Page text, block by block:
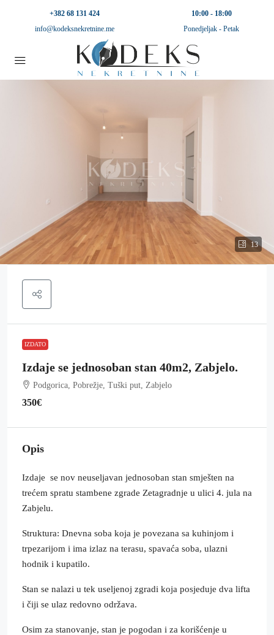
+382 68 131 424
info@kodeksnekretnine.me
10:00 - 18:00
Ponedjeljak - Petak
13
IZDATO
Izdaje se jednosoban stan 40m2, Zabjelo.
Podgorica, Pobrežje, Tuški put, Zabjelo
350€
Opis
Izdaje se nov neuseljavan jednosoban stan smješten na
trećem spratu stambene zgrade Zetagradnje u ulici 4. jula na
Zabjelu.
Struktura: Dnevna soba koja je povezana sa kuhinjom i
trpezarijom i ima izlaz na terasu, spavaća soba, ulazni
hodnik i kupatilo.
Stan se nalazi u tek useljenoj zgradi koja posjeduje dva lifta
i čiji se ulaz redovno održava.
Osim za stanovanje, stan je pogodan i za korišćenje u